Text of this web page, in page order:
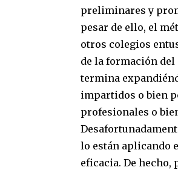
preliminares y
pesar de ello, el
otros colegios
de la formación
termina
impartidos o bien
profesionales o
lo están aplicando
eficacia. De hecho,